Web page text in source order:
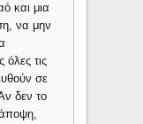
και μια
να μην
τις
σε
δεν το
άποψη,